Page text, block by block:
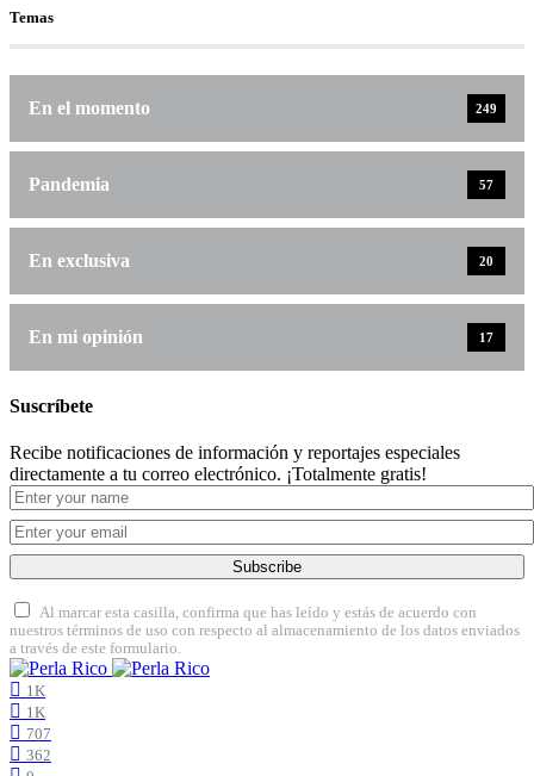
Temas
En el momento 249
Pandemia 57
En exclusiva 20
En mi opinión 17
Suscríbete
Recibe notificaciones de información y reportajes especiales
directamente a tu correo electrónico. ¡Totalmente gratis!
Subscribe
Al marcar esta casilla, confirma que has leído y estás de acuerdo con
nuestros términos de uso con respecto al almacenamiento de los datos enviados
a través de este formulario.
1K
1K
707
362